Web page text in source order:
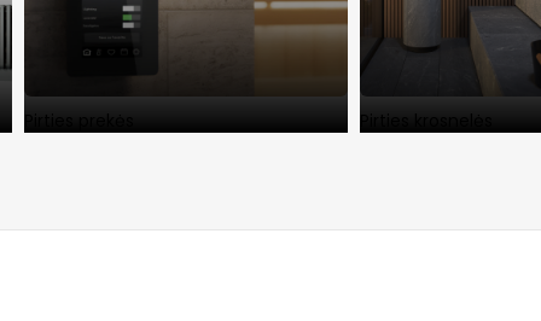
Pirties prekės Pirties krosnelės